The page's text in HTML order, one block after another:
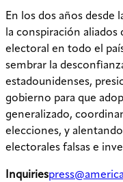
En los dos años desde
la conspiración aliados
electoral en todo el
sembrar la
estadounidenses,
gobierno para que
generalizado,
elecciones, y
electorales falsas e
Inquiries